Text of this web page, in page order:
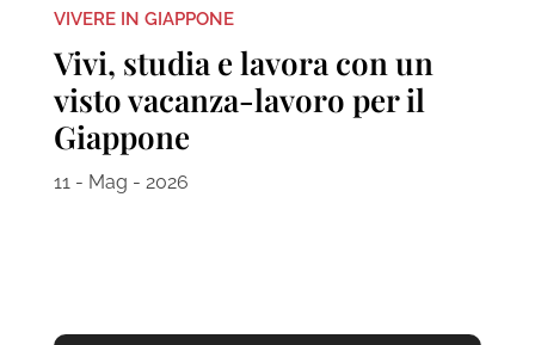
VIVERE IN GIAPPONE
Vivi, studia e lavora con un
visto vacanza-lavoro per il
Giappone
11 - Mag - 2026